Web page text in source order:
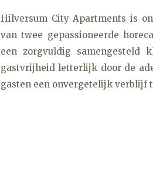
Hilversum City Apartments is
van twee gepassioneerde
een zorgvuldig samengesteld
gastvrijheid letterlijk door de
gasten een onvergetelijk verblijf